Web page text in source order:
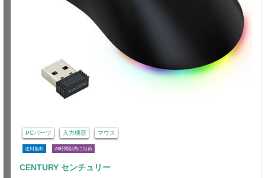
PCパーツ 入力機器 マウス
送料無料 24時間以内に出荷
CENTURY センチュリー